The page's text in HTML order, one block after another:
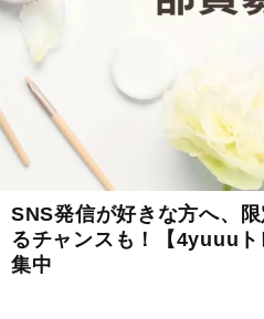
SNS発信が好きな方へ、
るチャンスも！【4yuuu
集中